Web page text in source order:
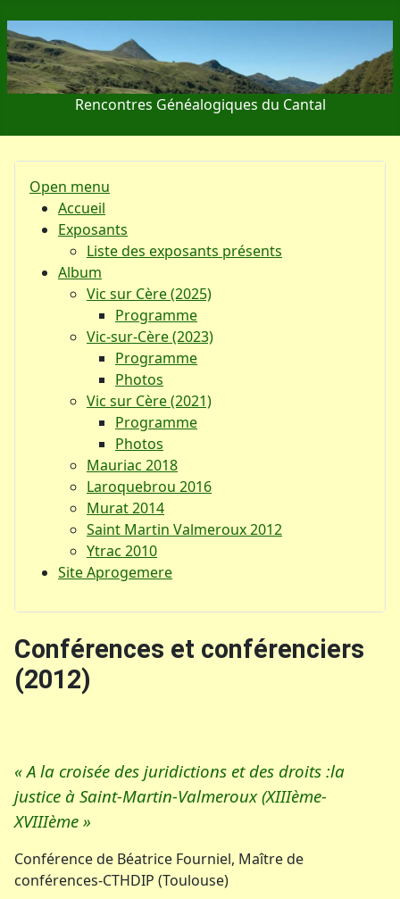
Rencontres Généalogiques du Cantal
Open menu
Accueil
Exposants
Liste des exposants présents
Album
Vic sur Cère (2025)
Programme
Vic-sur-Cère (2023)
Programme
Photos
Vic sur Cère (2021)
Programme
Photos
Mauriac 2018
Laroquebrou 2016
Murat 2014
Saint Martin Valmeroux 2012
Ytrac 2010
Site Aprogemere
Conférences et conférenciers
(2012)
« A la croisée des juridictions et des droits :la
justice à Saint-Martin-Valmeroux (XIIIème-
XVIIIème »
Conférence de Béatrice Fourniel, Maître de
conférences-CTHDIP (Toulouse)